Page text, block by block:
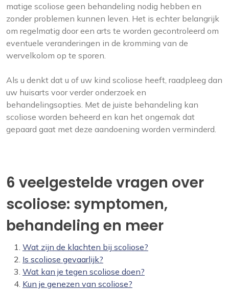
matige scoliose geen behandeling nodig hebben en
zonder problemen kunnen leven. Het is echter belangrijk
om regelmatig door een arts te worden gecontroleerd om
eventuele veranderingen in de kromming van de
wervelkolom op te sporen.
Als u denkt dat u of uw kind scoliose heeft, raadpleeg dan
uw huisarts voor verder onderzoek en
behandelingsopties. Met de juiste behandeling kan
scoliose worden beheerd en kan het ongemak dat
gepaard gaat met deze aandoening worden verminderd.
6 veelgestelde vragen over
scoliose: symptomen,
behandeling en meer
Wat zijn de klachten bij scoliose?
Is scoliose gevaarlijk?
Wat kan je tegen scoliose doen?
Kun je genezen van scoliose?